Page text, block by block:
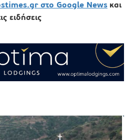
στο Google News και
ειδήσεις